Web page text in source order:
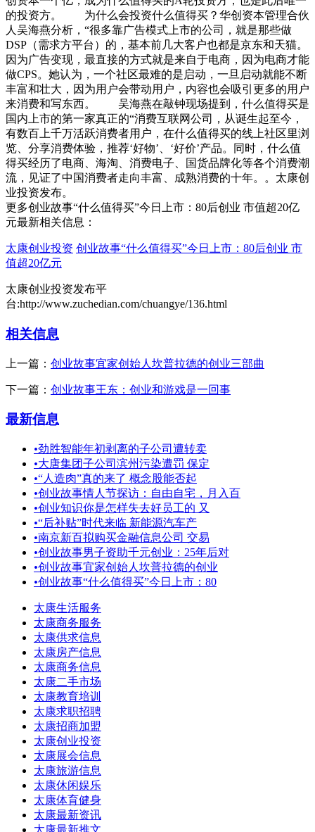
的投资方。 为什么会投资什么值得买？华创资本管理合伙
人吴海燕分析，“很多靠广告模式上市的公司，就是那些做
DSP（需求方平台）的，基本前几大客户也都是京东和天猫。
因为广告变现，最直接的方式就是来自于电商，因为电商才能
做CPS。她认为，一个社区最难的是启动，一旦启动就能不断
丰富和壮大，因为用户会带动用户，内容也会吸引更多的用户
来消费和写东西。 吴海燕在敲钟现场提到，什么值得买是
国内上市的第一家真正的“消费互联网公司，从诞生起至今，
有数百上千万活跃消费者用户，在什么值得买的线上社区里浏
览、分享消费体验，推荐‘好物’、‘好价’产品。同时，什么值
得买经历了电商、海淘、消费电子、国货品牌化等各个消费潮
流，见证了中国消费者走向丰富、成熟消费的十年。。太康创
业投资发布。
更多创业故事“什么值得买”今日上市：80后创业 市值超20亿
元最新相关信息：
太康创业投资 创业故事“什么值得买”今日上市：80后创业 市
值超20亿元
太康创业投资发布平
台:http://www.zuchedian.com/chuangye/136.html
相关信息
上一篇： 创业故事宜家创始人坎普拉德的创业三部曲
下一篇： 创业故事王东：创业和游戏是一回事
最新信息
•劲胜智能年初剥离的子公司遭转卖
•大唐集团子公司滨州污染遭罚 保定
•“人造肉”真的来了 概念股能否起
•创业故事情人节探访：自由自宅，月入百
•创业知识你是怎样失去好员工的 又
•“后补贴”时代来临 新能源汽车产
•南京新百拟购买金融信息公司 交易
•创业故事男子资助千元创业：25年后对
•创业故事宜家创始人坎普拉德的创业
•创业故事“什么值得买”今日上市：80
太康生活服务
太康商务服务
太康供求信息
太康房产信息
太康商务信息
太康二手市场
太康教育培训
太康求职招聘
太康招商加盟
太康创业投资
太康展会信息
太康旅游信息
太康休闲娱乐
太康体育健身
太康最新资讯
太康最新推文